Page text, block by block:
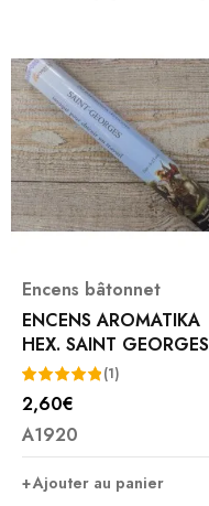
Encens bâtonnet
ENCENS AROMATIKA
HEX. SAINT GEORGES
Note5.00
sur 5
(1)
2,60€
A1920
Ajouter au panier